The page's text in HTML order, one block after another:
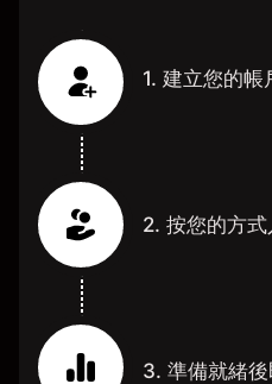
1. 建立您的帳
2. 按您的方式
3. 準備就緒